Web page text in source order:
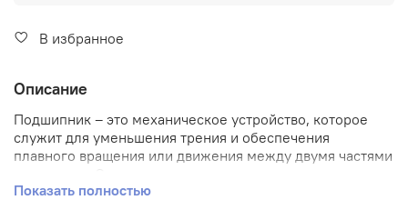
В избранное
Описание
Подшипник – это механическое устройство, которое
служит для уменьшения трения и обеспечения
плавного вращения или движения между двумя частями
кольца, между которыми располагаются качающиеся
Показать полностью